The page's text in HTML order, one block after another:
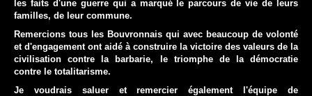
les faits d'une guerre qui a marqué le parcours de vie de leurs
familles, de leur commune.
Remercions tous les Bouvronnais qui avec beaucoup de volonté
et d'engagement ont aidé à construire la victoire des valeurs de la
civilisation contre la barbarie, le triomphe de la démocratie
contre le totalitarisme.
Je voudrais saluer et remercier également l'équipe de